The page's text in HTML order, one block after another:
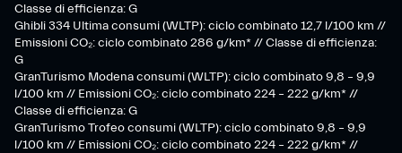
Classe di efficienza: G
Ghibli 334 Ultima consumi (WLTP): ciclo combinato 12,7 l/100 km //
Emissioni CO₂: ciclo combinato 286 g/km* // Classe di efficienza:
G
GranTurismo Modena consumi (WLTP): ciclo combinato 9,8 – 9,9
l/100 km // Emissioni CO₂: ciclo combinato 224 – 222 g/km* //
Classe di efficienza: G
GranTurismo Trofeo consumi (WLTP): ciclo combinato 9,8 – 9,9
l/100 km // Emissioni CO₂: ciclo combinato 224 – 222 g/km* //